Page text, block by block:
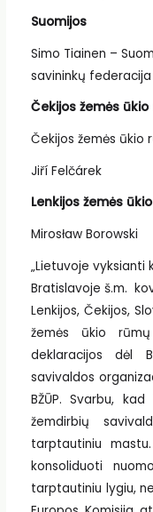
Suomijos
Simo Tiainen –
savininkų federacija
Čekijos žemės
Čekijos žemės ūkio
Jiří Felčárek
Lenkijos žemės
Mirosław Borowski
„Lietuvoje vyksianti
Bratislavoje š.m.
Lenkijos, Čekijos,
žemės ūkio
deklaracijos dėl
savivaldos
BŽŪP. Svarbu,
žemdirbių
tarptautiniu
konsoliduoti
tarptautiniu lygiu,